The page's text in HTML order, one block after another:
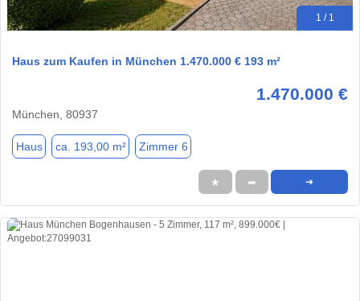
1 / 1
Haus zum Kaufen in München 1.470.000 € 193 m²
1.470.000 €
München, 80937
Haus ca. 193,00 m² Zimmer 6
★ ➦ ➜